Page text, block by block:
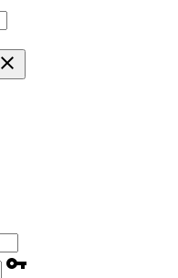
clear
vpn_key